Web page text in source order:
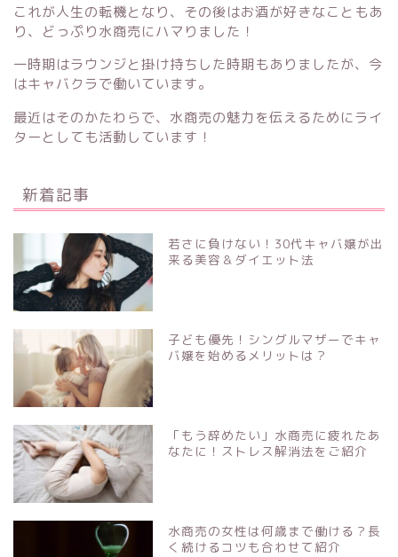
これが人生の転機となり、その後はお酒が好きなこともあ
り、どっぷり水商売にハマりました！
一時期はラウンジと掛け持ちした時期もありましたが、今
はキャバクラで働いています。
最近はそのかたわらで、水商売の魅力を伝えるためにライ
ターとしても活動しています！
新着記事
若さに負けない！30代キャバ嬢が出
来る美容＆ダイエット法
子ども優先！シングルマザーでキャ
バ嬢を始めるメリットは？
「もう辞めたい」水商売に疲れたあ
なたに！ストレス解消法をご紹介
水商売の女性は何歳まで働ける？長
く続けるコツも合わせて紹介